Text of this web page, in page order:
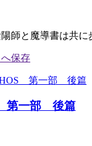
師と魔導書は共に
第一部 後篇